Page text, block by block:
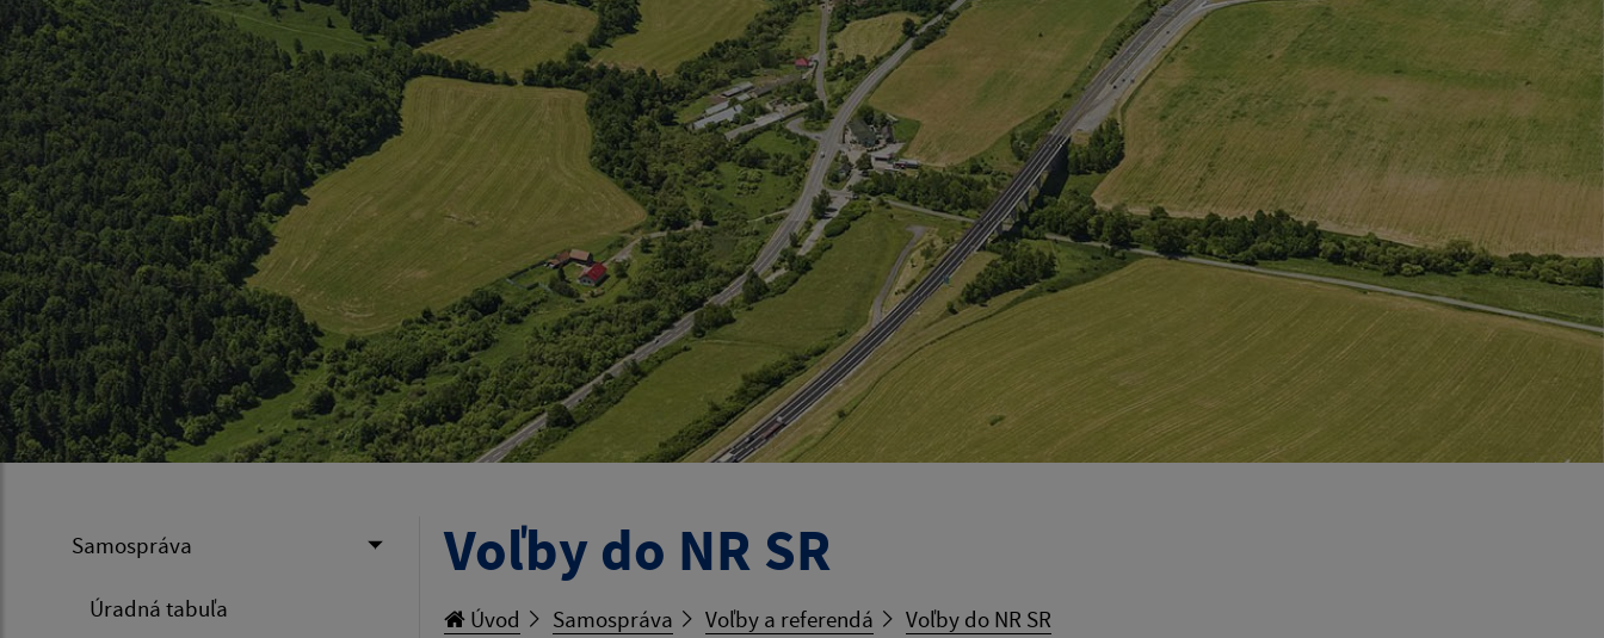
Samospráva
Úradná tabuľa
Voľby do NR SR
Úvod Samospráva Voľby a referendá Voľby do NR SR